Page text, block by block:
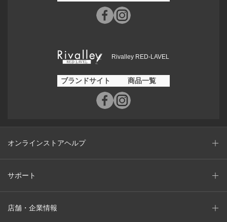
Rivalley RED-LAVEL
ブランドサイト 商品一覧
オンラインストアヘルプ
サポート
店舗・企業情報